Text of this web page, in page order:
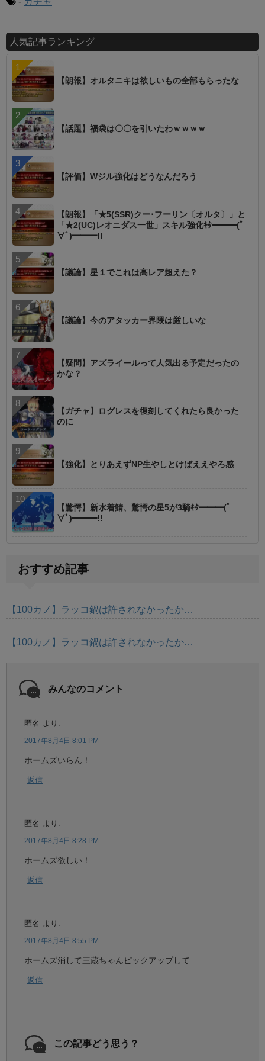
人気記事ランキング
【朗報】オルタニキは欲しいもの全部もらったな
【話題】福袋は〇〇を引いたわｗｗｗｗ
【評価】Wジル強化はどうなんだろう
【朗報】「★5(SSR)クー･フーリン〔オルタ〕」と
「★2(UC)レオニダス一世」スキル強化ｷﾀ━━━(ﾟ
∀ﾟ)━━━!!
【議論】星１でこれは高レア超えた？
【議論】今のアタッカー界隈は厳しいな
【疑問】アズライールって人気出る予定だったの
かな？
【ガチャ】ログレスを復刻してくれたら良かった
のに
【強化】とりあえずNP生やしとけばええやろ感
【驚愕】新水着鯖、驚愕の星5が3騎ｷﾀ━━━(ﾟ
∀ﾟ)━━━!!
おすすめ記事
【100カノ】ラッコ鍋は許されなかったか…
【100カノ】ラッコ鍋は許されなかったか…
みんなのコメント
匿名 より:
2017年8月4日 8:01 PM
ホームズいらん！
返信
匿名 より:
2017年8月4日 8:28 PM
ホームズ欲しい！
返信
匿名 より:
2017年8月4日 8:55 PM
ホームズ消して三蔵ちゃんピックアップして
返信
この記事どう思う？